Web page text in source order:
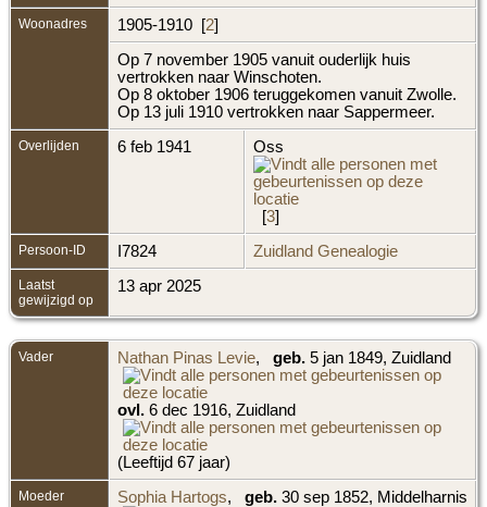
Woonadres 1905-1910 [2]
Op 7 november 1905 vanuit ouderlijk huis
vertrokken naar Winschoten.
Op 8 oktober 1906 teruggekomen vanuit Zwolle.
Op 13 juli 1910 vertrokken naar Sappermeer.
Overlijden 6 feb 1941 Oss
[3]
Persoon-ID I7824 Zuidland Genealogie
Laatst
gewijzigd op
13 apr 2025
Vader Nathan Pinas Levie, geb. 5 jan 1849, Zuidland
ovl. 6 dec 1916, Zuidland
(Leeftijd 67 jaar)
Moeder Sophia Hartogs, geb. 30 sep 1852, Middelharnis